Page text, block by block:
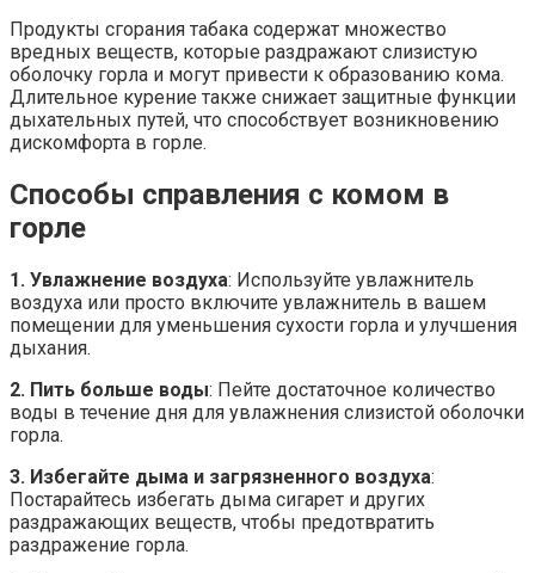
Продукты сгорания табака содержат множество
вредных веществ, которые раздражают слизистую
оболочку горла и могут привести к образованию кома.
Длительное курение также снижает защитные функции
дыхательных путей, что способствует возникновению
дискомфорта в горле.
Способы справления с комом в
горле
1. Увлажнение воздуха: Используйте увлажнитель
воздуха или просто включите увлажнитель в вашем
помещении для уменьшения сухости горла и улучшения
дыхания.
2. Пить больше воды: Пейте достаточное количество
воды в течение дня для увлажнения слизистой оболочки
горла.
3. Избегайте дыма и загрязненного воздуха:
Постарайтесь избегать дыма сигарет и других
раздражающих веществ, чтобы предотвратить
раздражение горла.